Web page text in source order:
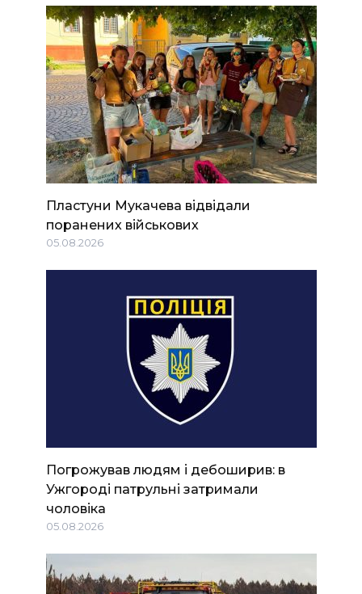
Пластуни Мукачева відвідали
поранених військових
05.08.2026
Погрожував людям і дебоширив: в
Ужгороді патрульні затримали
чоловіка
05.08.2026